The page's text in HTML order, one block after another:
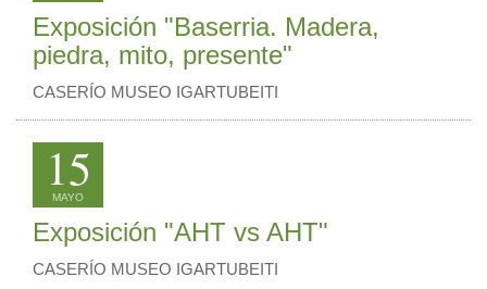
Exposición "Baserria. Madera,
piedra, mito, presente"
CASERÍO MUSEO IGARTUBEITI
15
MAYO
Exposición "AHT vs AHT"
CASERÍO MUSEO IGARTUBEITI